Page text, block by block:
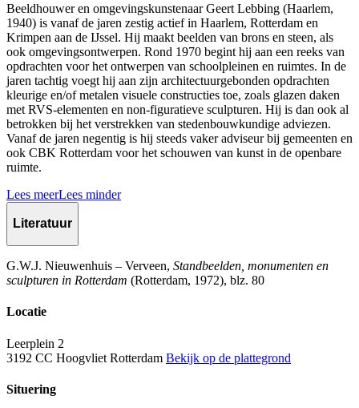
Beeldhouwer en omgevingskunstenaar Geert Lebbing (Haarlem,
1940) is vanaf de jaren zestig actief in Haarlem, Rotterdam en
Krimpen aan de IJssel. Hij maakt beelden van brons en steen, als
ook omgevingsontwerpen. Rond 1970 begint hij aan een reeks van
opdrachten voor het ontwerpen van schoolpleinen en ruimtes. In de
jaren tachtig voegt hij aan zijn architectuurgebonden opdrachten
kleurige en/of metalen visuele constructies toe, zoals glazen daken
met RVS-elementen en non-figuratieve sculpturen. Hij is dan ook al
betrokken bij het verstrekken van stedenbouwkundige adviezen.
Vanaf de jaren negentig is hij steeds vaker adviseur bij gemeenten en
ook CBK Rotterdam voor het schouwen van kunst in de openbare
ruimte.
Lees meerLees minder
Literatuur
G.W.J. Nieuwenhuis – Verveen, Standbeelden, monumenten en
sculpturen in Rotterdam (Rotterdam, 1972), blz. 80
Locatie
Leerplein 2
3192 CC Hoogvliet Rotterdam Bekijk op de plattegrond
Situering